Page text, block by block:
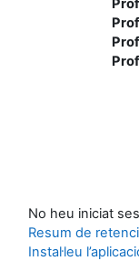
No heu iniciat
Resum de
Instal·leu